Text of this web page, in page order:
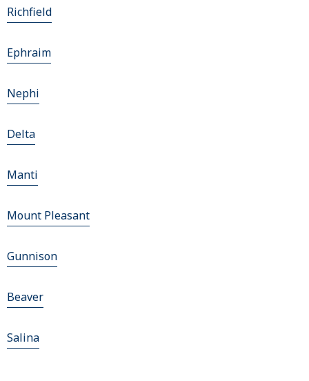
Richfield
Ephraim
Nephi
Delta
Manti
Mount Pleasant
Gunnison
Beaver
Salina